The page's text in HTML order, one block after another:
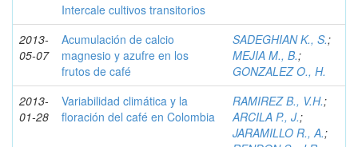
Intercale cultivos transitorios
2013-
05-07
Acumulación de calcio
magnesio y azufre en los
frutos de café
SADEGHIAN K., S.;
MEJIA M., B.;
GONZALEZ O., H.
2013-
01-28
Variabilidad climática y la
floración del café en Colombia
RAMIREZ B., V.H.;
ARCILA P., J.;
JARAMILLO R., A.;